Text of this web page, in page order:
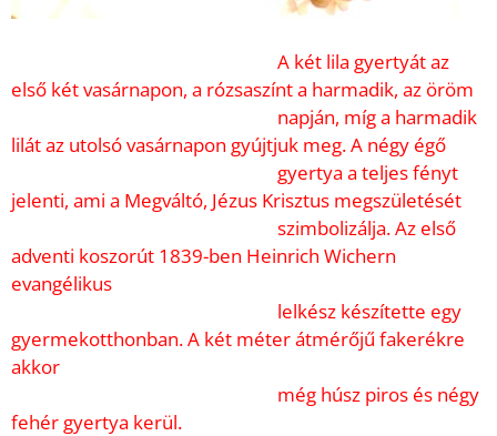
A két lila gyertyát az
első két vasárnapon, a rózsaszínt a harmadik, az öröm
napján, míg a harmadik
lilát az utolsó vasárnapon gyújtjuk meg. A négy égő
gyertya a teljes fényt
jelenti, ami a Megváltó, Jézus Krisztus megszületését
szimbolizálja. Az első
adventi koszorút 1839-ben Heinrich Wichern
evangélikus
lelkész készítette egy
gyermekotthonban. A két méter átmérőjű fakerékre
akkor
még húsz piros és négy
fehér gyertya kerül.